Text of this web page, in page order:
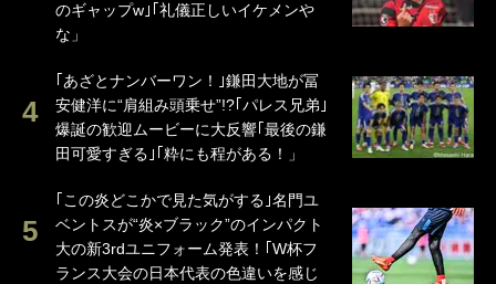
のギャップw｣｢礼儀正しいイケメンや
な」
｢あざとナンバーワン！｣鎌田大地が冨
安健洋に“肩組み頭乗せ”!?｢パレス兄弟｣
爆誕の歓迎ムービーに大反響｢最後の鎌
田可愛すぎる｣｢粋にも程がある！」
｢この炎どこかで見た気がする｣名門ユ
ベントスが“炎×ブラック”のインパクト
大の新3rdユニフォーム発表！｢W杯フ
ランス大会の日本代表の色違いを感じ